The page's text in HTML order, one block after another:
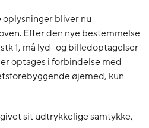
bliver nu
Efter den nye bestemmelse
1, må lyd- og billedoptagelser
optages i forbindelse med
øjemed, kun
sit udtrykkelige samtykke,